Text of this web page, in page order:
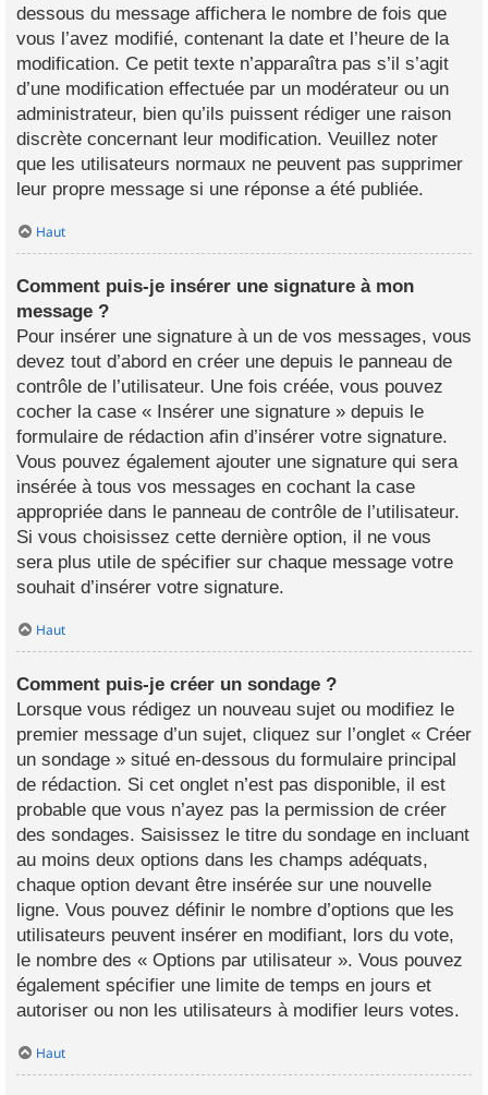
dessous du message affichera le nombre de fois que
vous l’avez modifié, contenant la date et l’heure de la
modification. Ce petit texte n’apparaîtra pas s’il s’agit
d’une modification effectuée par un modérateur ou un
administrateur, bien qu’ils puissent rédiger une raison
discrète concernant leur modification. Veuillez noter
que les utilisateurs normaux ne peuvent pas supprimer
leur propre message si une réponse a été publiée.
Haut
Comment puis-je insérer une signature à mon
message ?
Pour insérer une signature à un de vos messages, vous
devez tout d’abord en créer une depuis le panneau de
contrôle de l’utilisateur. Une fois créée, vous pouvez
cocher la case « Insérer une signature » depuis le
formulaire de rédaction afin d’insérer votre signature.
Vous pouvez également ajouter une signature qui sera
insérée à tous vos messages en cochant la case
appropriée dans le panneau de contrôle de l’utilisateur.
Si vous choisissez cette dernière option, il ne vous
sera plus utile de spécifier sur chaque message votre
souhait d’insérer votre signature.
Haut
Comment puis-je créer un sondage ?
Lorsque vous rédigez un nouveau sujet ou modifiez le
premier message d’un sujet, cliquez sur l’onglet « Créer
un sondage » situé en-dessous du formulaire principal
de rédaction. Si cet onglet n’est pas disponible, il est
probable que vous n’ayez pas la permission de créer
des sondages. Saisissez le titre du sondage en incluant
au moins deux options dans les champs adéquats,
chaque option devant être insérée sur une nouvelle
ligne. Vous pouvez définir le nombre d’options que les
utilisateurs peuvent insérer en modifiant, lors du vote,
le nombre des « Options par utilisateur ». Vous pouvez
également spécifier une limite de temps en jours et
autoriser ou non les utilisateurs à modifier leurs votes.
Haut